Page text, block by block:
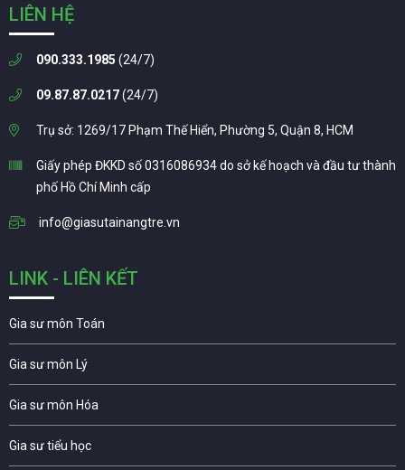
LIÊN HỆ
090.333.1985 (24/7)
09.87.87.0217(24/7)
Trụ sở: 1269/17 Phạm Thế Hiển, Phường 5, Quận 8, HCM
Giấy phép ĐKKD số 0316086934 do sở kế hoạch và đầu tư thành
phố Hồ Chí Minh cấp
info@giasutainangtre.vn
LINK - LIÊN KẾT
Gia sư môn Toán
Gia sư môn Lý
Gia sư môn Hóa
Gia sư tiểu học